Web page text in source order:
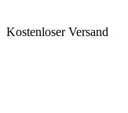
Kostenloser Versand